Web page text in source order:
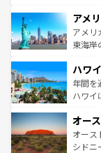
ンツ一
の建物
博物館
ことが
ば市内
着のス
アメ
アメリ
東海岸
のよう
ンメン
西部に
部のニ
文化が
しみな
ハワイ
年間を
ハワイ
ワイ島
島だが
おすす
オー
オース
シドニ